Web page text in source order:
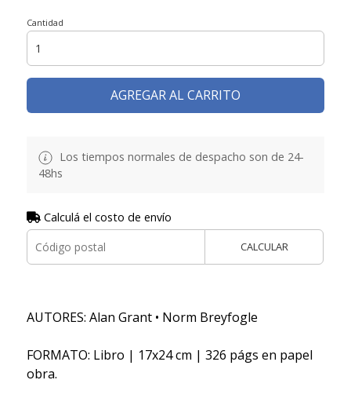
Cantidad
AGREGAR AL CARRITO
Los tiempos normales de despacho son de 24-
48hs
Calculá el costo de envío
CALCULAR
AUTORES: Alan Grant • Norm Breyfogle
FORMATO: Libro | 17x24 cm | 326 págs en papel
obra.